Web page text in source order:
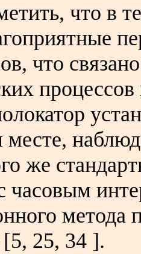
что в
что
месте,
же
часовым
метода
[5, 25, 34 ].